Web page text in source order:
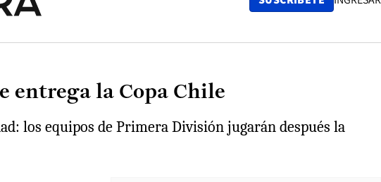
entrega la Copa Chile
los equipos de Primera División jugarán después la